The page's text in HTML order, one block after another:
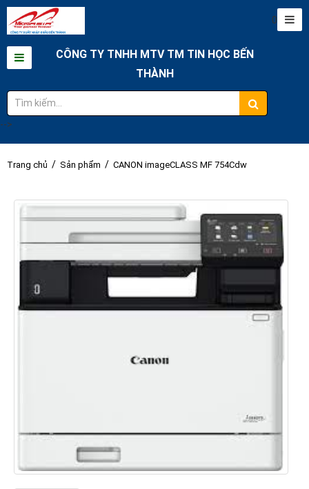
CÔNG TY TNHH MTV TM TIN HỌC BẾN
THÀNH
0
-->
Trang chủ / Sản phẩm / CANON imageCLASS MF 754Cdw